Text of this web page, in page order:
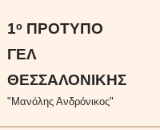
1ᵒ ΠΡΟΤΥΠΟ
ΓΕΛ
ΘΕΣΣΑΛΟΝΙΚΗΣ
"Μανόλης Ανδρόνικος"